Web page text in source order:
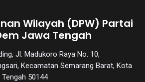
Wilayah (DPW) Partai
Jawa Tengah
Jl. Madukoro Raya No. 10,
Kecamatan Semarang Barat, Kota
50144